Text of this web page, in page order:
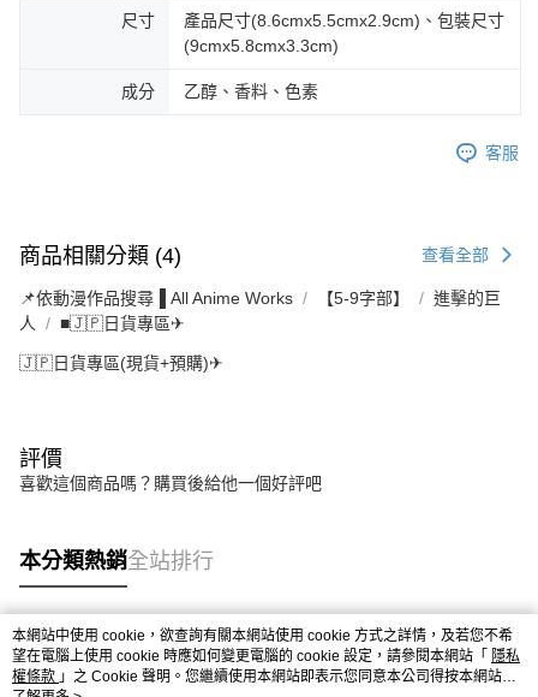
尺寸
產品尺寸(8.6cmx5.5cmx2.9cm)、包裝尺寸
(9cmx5.8cmx3.3cm)
成分 乙醇、香料、色素
客服
商品相關分類 (4) 查看全部
📌依動漫作品搜尋▐ All Anime Works 【5-9字部】
進擊的巨
人
■🇯🇵日貨專區✈
🇯🇵日貨專區(現貨+預購)✈
評價
喜歡這個商品嗎？購買後給他一個好評吧
本分類熱銷全站排行
熱門標籤
本網站中使用 cookie，欲查詢有關本網站使用 cookie 方式之詳情，及若您不希
望在電腦上使用 cookie 時應如何變更電腦的 cookie 設定，請參閱本網站「 隱私
權條款 」之 Cookie 聲明。您繼續使用本網站即表示您同意本公司得按本網站使